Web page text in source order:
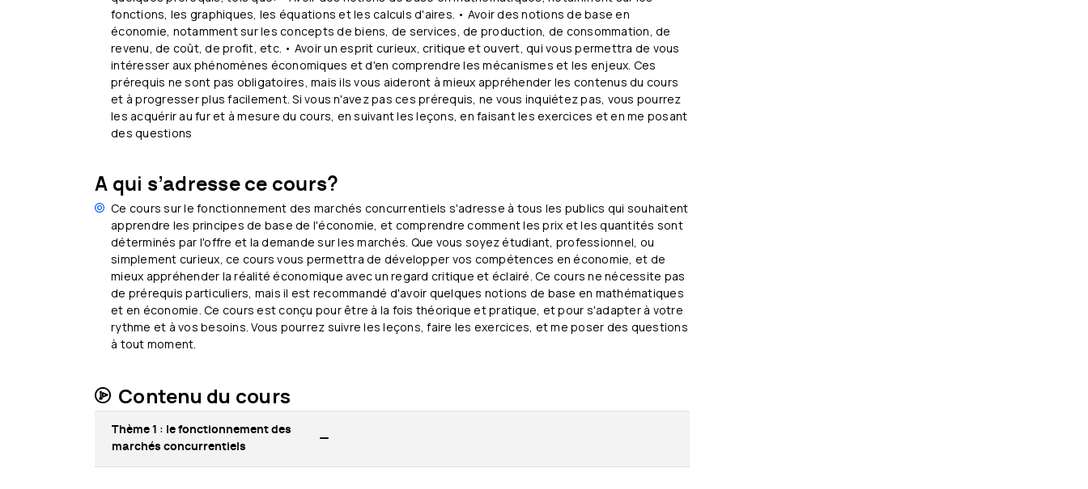
fonctions, les graphiques, les équations et les calculs d'aires. • Avoir des notions de base en
économie, notamment sur les concepts de biens, de services, de production, de consommation, de
revenu, de coût, de profit, etc. • Avoir un esprit curieux, critique et ouvert, qui vous permettra de vous
intéresser aux phénomènes économiques et d'en comprendre les mécanismes et les enjeux. Ces
prérequis ne sont pas obligatoires, mais ils vous aideront à mieux appréhender les contenus du cours
et à progresser plus facilement. Si vous n'avez pas ces prérequis, ne vous inquiétez pas, vous pourrez
les acquérir au fur et à mesure du cours, en suivant les leçons, en faisant les exercices et en me posant
des questions
A qui s’adresse ce cours?
Ce cours sur le fonctionnement des marchés concurrentiels s'adresse à tous les publics qui souhaitent
apprendre les principes de base de l'économie, et comprendre comment les prix et les quantités sont
déterminés par l'offre et la demande sur les marchés. Que vous soyez étudiant, professionnel, ou
simplement curieux, ce cours vous permettra de développer vos compétences en économie, et de
mieux appréhender la réalité économique avec un regard critique et éclairé. Ce cours ne nécessite pas
de prérequis particuliers, mais il est recommandé d'avoir quelques notions de base en mathématiques
et en économie. Ce cours est conçu pour être à la fois théorique et pratique, et pour s'adapter à votre
rythme et à vos besoins. Vous pourrez suivre les leçons, faire les exercices, et me poser des questions
à tout moment.
Contenu du cours
Thème 1 : le fonctionnement des
marchés concurrentiels